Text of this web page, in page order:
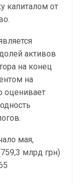
капиталом от
активов
на конец
на
оценивает
мая,
млрд грн)